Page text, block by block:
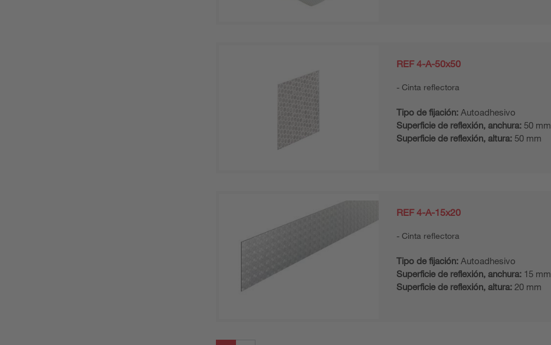
REF 4-A-50x50
Cinta reflectora
Tipo de fijación: Autoadhesivo
Superficie de reflexión, anchura: 50 mm
Superficie de reflexión, altura: 50 mm
REF 4-A-15x20
Cinta reflectora
Tipo de fijación: Autoadhesivo
Superficie de reflexión, anchura: 15 mm
Superficie de reflexión, altura: 20 mm